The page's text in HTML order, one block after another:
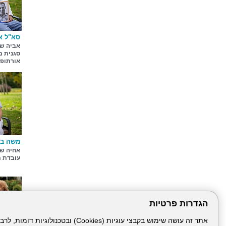
הגדרות פרטיות
סא"ל
אביה
סגנית
משה
אחיה